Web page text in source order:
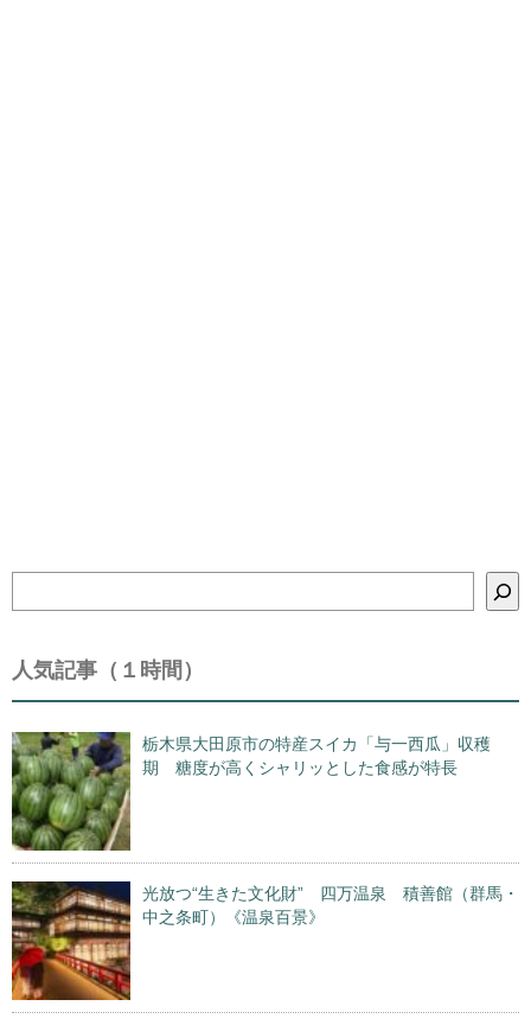
索
人気記事（１時間）
栃木県大田原市の特産スイカ「与一西瓜」収穫
期 糖度が高くシャリッとした食感が特長
光放つ“生きた文化財” 四万温泉 積善館（群馬・
中之条町）《温泉百景》